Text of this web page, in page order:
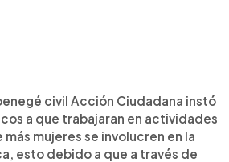
civil Acción Ciudadana instó
a que trabajaran en actividades
mujeres se involucren en la
esto debido a que a través de